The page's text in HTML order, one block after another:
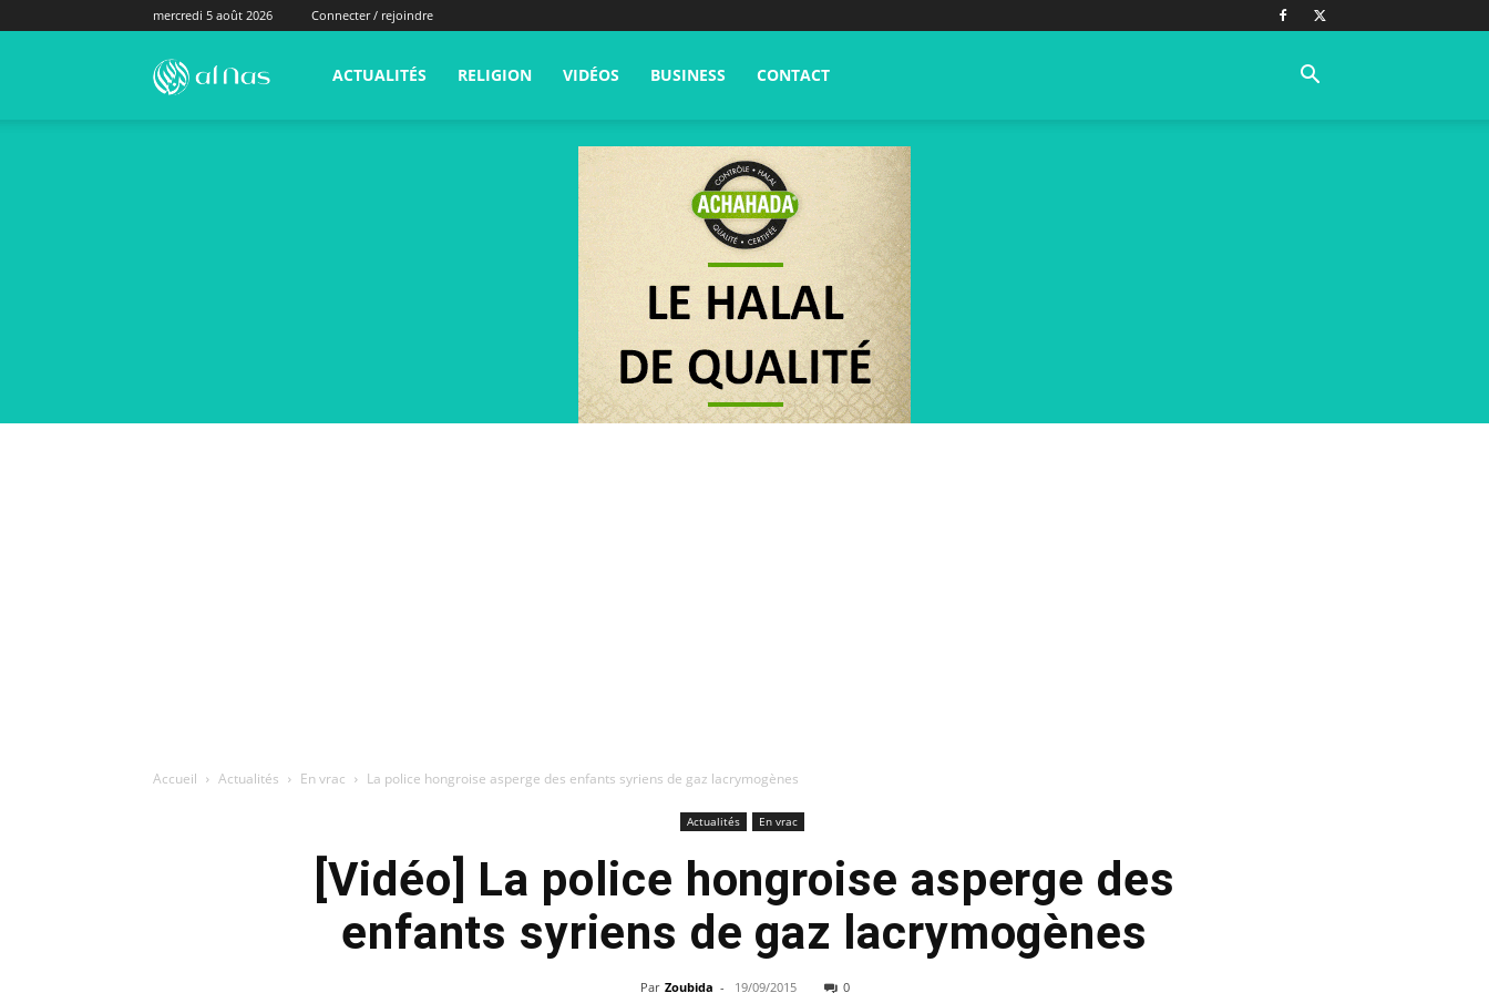
mercredi 5 août 2026 Connecter / rejoindre
alNas.fr ACTUALITÉS RELIGION VIDÉOS BUSINESS CONTACT
Accueil Actualités En vrac La police hongroise asperge des enfants syriens de gaz lacrymogènes
Actualités En vrac
[Vidéo] La police hongroise asperge des
enfants syriens de gaz lacrymogènes
Par Zoubida - 19/09/2015 0